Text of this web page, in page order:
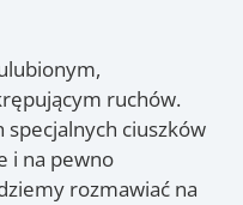
ruchów.
specjalnych ciuszków
i na pewno
rozmawiać na